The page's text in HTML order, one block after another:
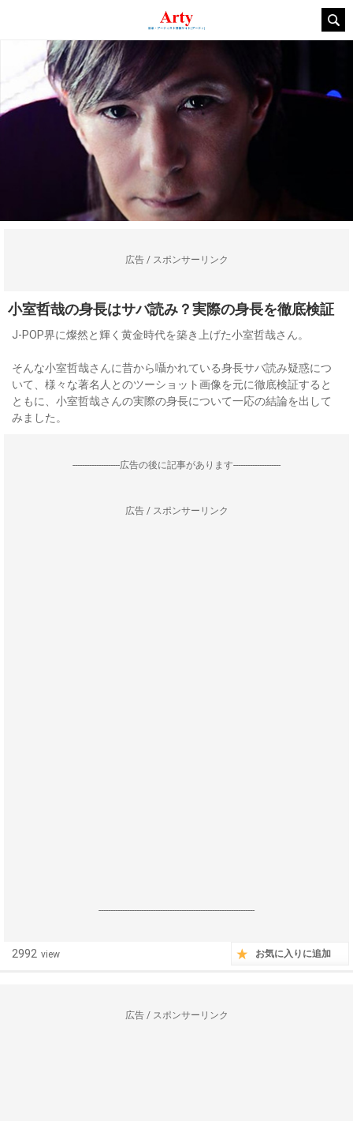
広告 / スポンサーリンク
小室哲哉の身長はサバ読み？実際の身長を徹底検証
J-POP界に燦然と輝く黄金時代を築き上げた小室哲哉さん。
そんな小室哲哉さんに昔から囁かれている身長サバ読み疑惑につ
いて、様々な著名人とのツーショット画像を元に徹底検証すると
ともに、小室哲哉さんの実際の身長について一応の結論を出して
みました。
--------------------広告の後に記事があります--------------------
広告 / スポンサーリンク
------------------------------------------------------------------
2992 view お気に入りに追加
広告 / スポンサーリンク